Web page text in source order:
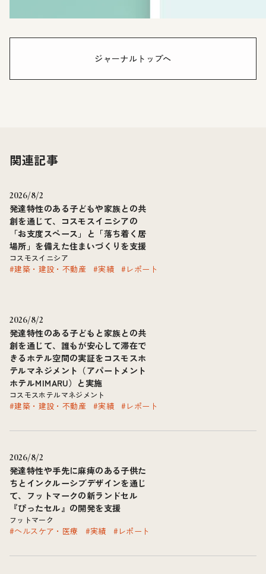
ジャーナルトップへ
関連記事
発達特性のある子どもや家族との共
創を通じて、コスモスイニシアの
「お支度スペース」と「落ち着く居
場所」を備えた住まいづくりを支援
2026/8/2
コスモスイニシア
#建築・建設・不動産 #実績 #レポート
発達特性のある子どもと家族との共
創を通じて、誰もが安心して滞在で
きるホテル空間の実証をコスモスホ
テルマネジメント（アパートメント
ホテルMIMARU）と実施
2026/8/2
コスモスホテルマネジメント
#建築・建設・不動産 #実績 #レポート
発達特性や手先に麻痺のある子供た
ちとインクルーシブデザインを通じ
て、フットマークの新ランドセル
『ぴったセル』の開発を支援
2026/8/2
フットマーク
#ヘルスケア・医療 #実績 #レポート